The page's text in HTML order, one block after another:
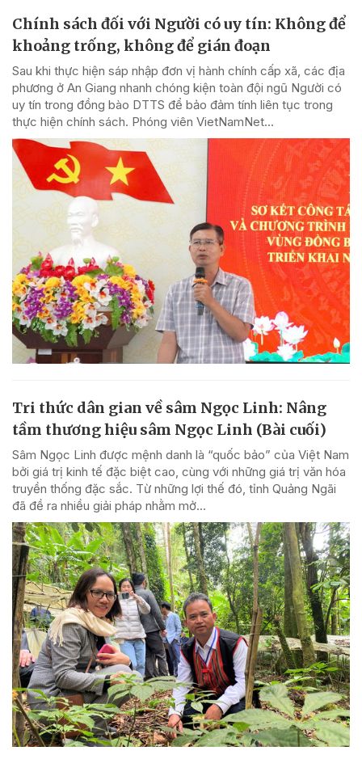
Chính sách đối với Người có uy tín: Không để
khoảng trống, không để gián đoạn
Sau khi thực hiện sáp nhập đơn vị hành chính cấp xã, các địa
phương ở An Giang nhanh chóng kiện toàn đội ngũ Người có
uy tín trong đồng bào DTTS để bảo đảm tính liên tục trong
thực hiện chính sách. Phóng viên VietNamNet...
Tri thức dân gian về sâm Ngọc Linh: Nâng
tầm thương hiệu sâm Ngọc Linh (Bài cuối)
Sâm Ngọc Linh được mệnh danh là “quốc bảo” của Việt Nam
bởi giá trị kinh tế đặc biệt cao, cùng với những giá trị văn hóa
truyền thống đặc sắc. Từ những lợi thế đó, tỉnh Quảng Ngãi
đã đề ra nhiều giải pháp nhằm mở...